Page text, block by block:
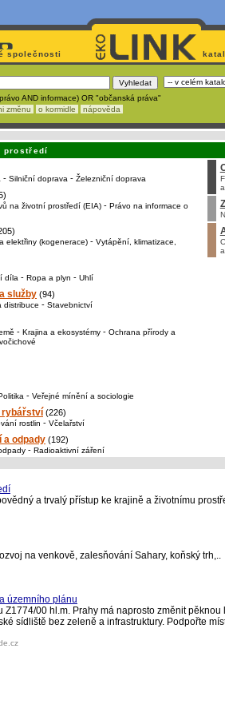
společnosti
AND informace) OR "občanská práva"
změnu
o kormidle nápověda
prostředí
- Silniční doprava - Železniční doprava
na životní prostředí (EIA) - Právo na informace o
elektřiny (kogenerace) - Vytápění, klimatizace,
díla - Ropa a plyn - Uhlí
služby (94)
distribuce - Stavebnictví
- Krajina a ekosystémy - Ochrana přírody a
- Veřejné mínění a sociologie
rybářství (226)
rostlin - Včelařství
a odpady (192)
- Radioaktivní záření
a trvalý přístup ke krajině a životnímu
na venkově, zalesňování Sahary, koňský trh,..
územního plánu
Z1774/00 hl.m. Prahy má naprosto změnit
sídliště bez zeleně a infrastruktury. Podpořte